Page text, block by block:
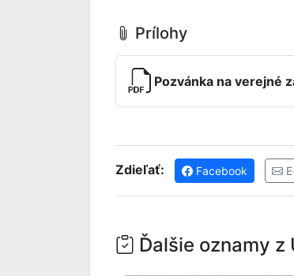
Prílohy
Pozvánka na verejné
Zdieľať: Facebook
Ďalšie oznamy